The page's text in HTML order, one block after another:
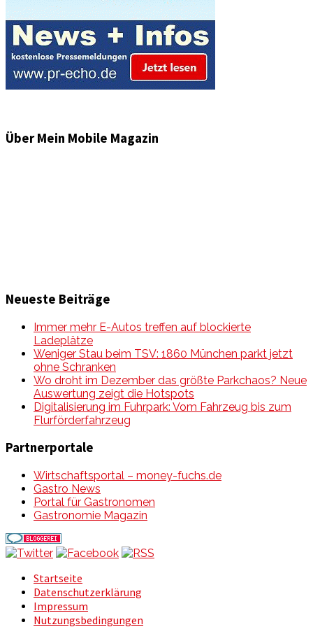
Über Mein Mobile Magazin
Neueste Beiträge
Immer mehr E-Autos treffen auf blockierte
Ladeplätze
Weniger Stau beim TSV: 1860 München parkt jetzt
ohne Schranken
Wo droht im Dezember das größte Parkchaos? Neue
Auswertung zeigt die Hotspots
Digitalisierung im Fuhrpark: Vom Fahrzeug bis zum
Flurförderfahrzeug
Partnerportale
Wirtschaftsportal – money-fuchs.de
Gastro News
Portal für Gastronomen
Gastronomie Magazin
Startseite
Datenschutzerklärung
Impressum
Nutzungsbedingungen